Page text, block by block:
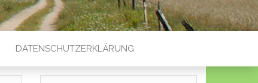
DATENSCHUTZERKLÄRUNG